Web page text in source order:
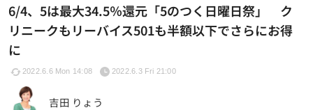
6/4、5は最大34.5％還元「5のつく日曜日祭」 ク
リニークもリーバイス501も半額以下でさらにお得
に
2022.6.6 Mon 14:08 2022.6.3 Fri 21:00
吉田 りょう